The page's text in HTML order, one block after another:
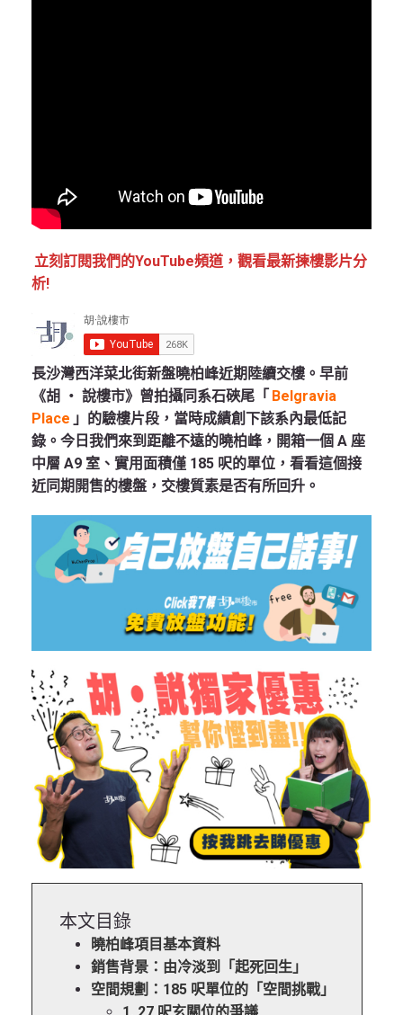
立刻訂閱我們的YouTube頻道，觀看最新揀樓影片分
析!
長沙灣西洋菜北街新盤曉柏峰近期陸續交樓。早前
《胡 ‧ 說樓市》曾拍攝同系石硤尾「 Belgravia
Place 」的驗樓片段，當時成績創下該系內最低記
錄。今日我們來到距離不遠的曉柏峰，開箱一個 A 座
中層 A9 室、實用面積僅 185 呎的單位，看看這個接
近同期開售的樓盤，交樓質素是否有所回升。
本文目錄
曉柏峰項目基本資料
銷售背景：由冷淡到「起死回生」
空間規劃：185 呎單位的「空間挑戰」